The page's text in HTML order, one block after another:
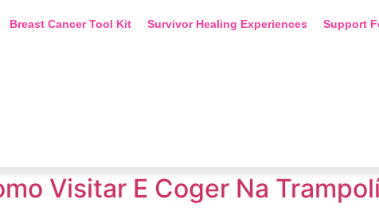
Breast Cancer Tool Kit Survivor Healing Experiences Support
Visitar E Coger Na